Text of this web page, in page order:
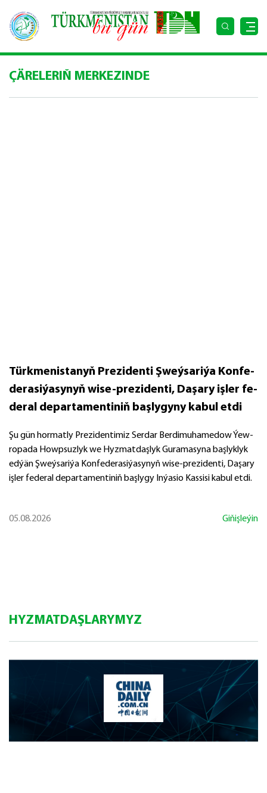
ÇÄRELERIŇ MERKEZINDE
Türk­me­nis­ta­nyň Prezidenti Şweý­sa­ri­ýa Kon­fe­
de­ra­si­ýa­sy­nyň wi­se-prezidenti, Da­şa­ry iş­ler fe­
de­ral de­par­ta­men­ti­niň baş­ly­gy­ny ka­bul et­di
Şu gün hor­mat­ly Prezidentimiz Serdar Berdimuhamedow Ýew­
ro­pa­da Howp­suz­lyk we Hyz­mat­daş­lyk Gu­ra­ma­sy­na baş­lyk­lyk
ed­ýän Şweý­sa­ri­ýa Kon­fe­de­ra­si­ýa­sy­nyň wi­se-prezidenti, Da­şa­ry
iş­ler fe­de­ral de­par­ta­men­ti­niň baş­ly­gy In­ýa­sio Kas­si­si ka­bul et­di.
05.08.2026 Giňişleýin
HYZMATDAŞLARYMYZ